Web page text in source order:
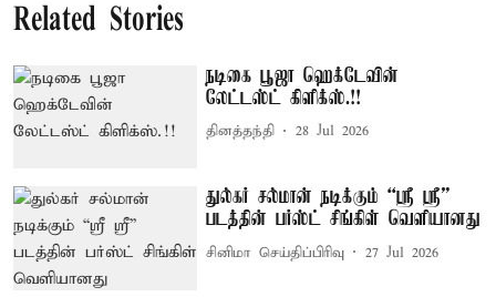
Related Stories
நடிகை பூஜா ஹெக்டேவின்
லேட்டஸ்ட் கிளிக்ஸ்.!!
தினத்தந்தி 28 Jul 2026
துல்கர் சல்மான் நடிக்கும் “ஸ்ரீ ஸ்ரீ”
படத்தின் பர்ஸ்ட் சிங்கிள் வெளியானது
சினிமா செய்திப்பிரிவு 27 Jul 2026